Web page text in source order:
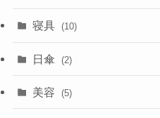
寝具 (10)
日傘 (2)
美容 (5)